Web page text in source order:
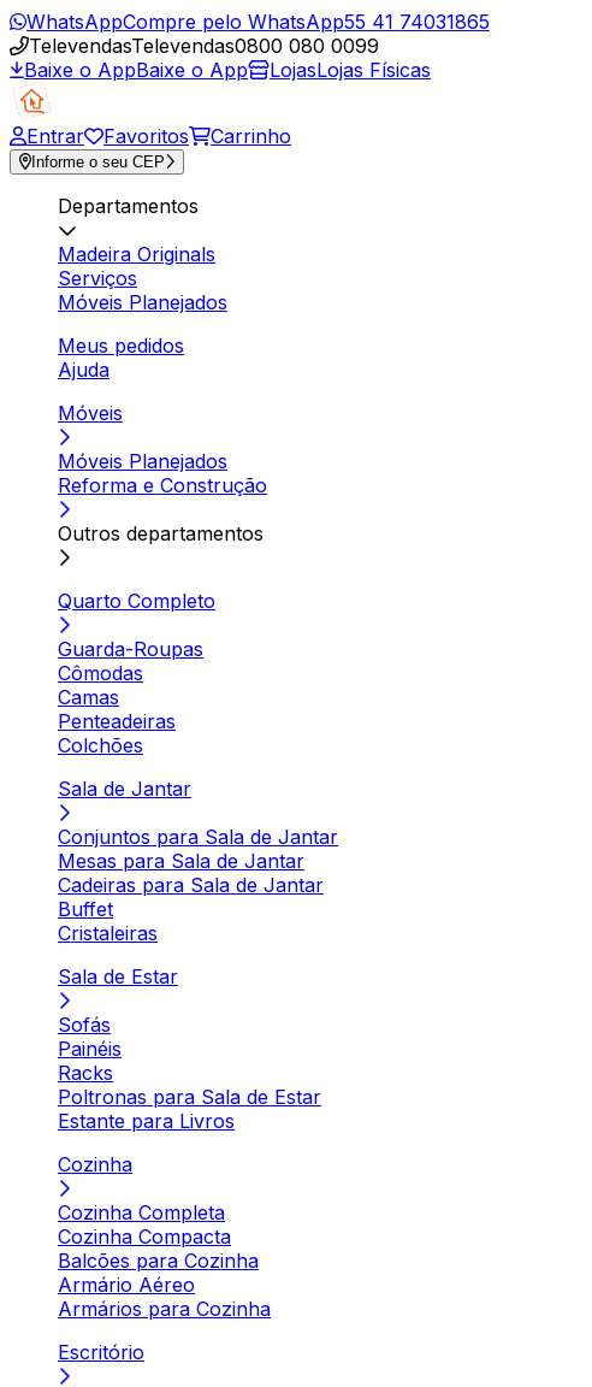
WhatsAppCompre pelo WhatsApp55 41 74031865
TelevendasTelevendas0800 080 0099
Baixe o AppBaixe o App LojasLojas Físicas
Entrar Favoritos Carrinho
Informe o seu CEP
Departamentos
Madeira Originals
Serviços
Móveis Planejados
Meus pedidos
Ajuda
Móveis
Móveis Planejados
Reforma e Construção
Outros departamentos
Quarto Completo
Guarda-Roupas
Cômodas
Camas
Penteadeiras
Colchões
Sala de Jantar
Conjuntos para Sala de Jantar
Mesas para Sala de Jantar
Cadeiras para Sala de Jantar
Buffet
Cristaleiras
Sala de Estar
Sofás
Painéis
Racks
Poltronas para Sala de Estar
Estante para Livros
Cozinha
Cozinha Completa
Cozinha Compacta
Balcões para Cozinha
Armário Aéreo
Armários para Cozinha
Escritório